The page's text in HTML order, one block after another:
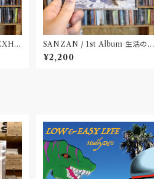
SANZAN / 1st Album 生活の名
残(CD)〝静岡県三島市〟
¥2,200